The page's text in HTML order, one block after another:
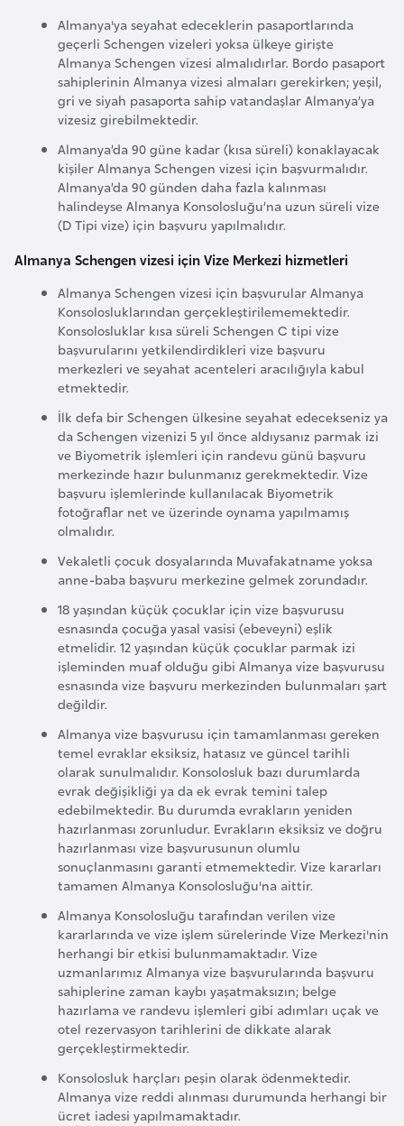
Almanya'ya seyahat edeceklerin pasaportlarında
geçerli Schengen vizeleri yoksa ülkeye girişte
Almanya Schengen vizesi almalıdırlar. Bordo pasaport
sahiplerinin Almanya vizesi almaları gerekirken; yeşil,
gri ve siyah pasaporta sahip vatandaşlar Almanya’ya
vizesiz girebilmektedir.
Almanya’da 90 güne kadar (kısa süreli) konaklayacak
kişiler Almanya Schengen vizesi için başvurmalıdır.
Almanya’da 90 günden daha fazla kalınması
halindeyse Almanya Konsolosluğu’na uzun süreli vize
(D Tipi vize) için başvuru yapılmalıdır.
Almanya Schengen vizesi için Vize Merkezi hizmetleri
Almanya Schengen vizesi için başvurular Almanya
Konsolosluklarından gerçekleştirilememektedir.
Konsolosluklar kısa süreli Schengen C tipi vize
başvurularını yetkilendirdikleri vize başvuru
merkezleri ve seyahat acenteleri aracılığıyla kabul
etmektedir.
İlk defa bir Schengen ülkesine seyahat edecekseniz ya
da Schengen vizenizi 5 yıl önce aldıysanız parmak izi
ve Biyometrik işlemleri için randevu günü başvuru
merkezinde hazır bulunmanız gerekmektedir. Vize
başvuru işlemlerinde kullanılacak Biyometrik
fotoğraflar net ve üzerinde oynama yapılmamış
olmalıdır.
Vekaletli çocuk dosyalarında Muvafakatname yoksa
anne-baba başvuru merkezine gelmek zorundadır.
18 yaşından küçük çocuklar için vize başvurusu
esnasında çocuğa yasal vasisi (ebeveyni) eşlik
etmelidir. 12 yaşından küçük çocuklar parmak izi
işleminden muaf olduğu gibi Almanya vize başvurusu
esnasında vize başvuru merkezinden bulunmaları şart
değildir.
Almanya vize başvurusu için tamamlanması gereken
temel evraklar eksiksiz, hatasız ve güncel tarihli
olarak sunulmalıdır. Konsolosluk bazı durumlarda
evrak değişikliği ya da ek evrak temini talep
edebilmektedir. Bu durumda evrakların yeniden
hazırlanması zorunludur. Evrakların eksiksiz ve doğru
hazırlanması vize başvurusunun olumlu
sonuçlanmasını garanti etmemektedir. Vize kararları
tamamen Almanya Konsolosluğu'na aittir.
Almanya Konsolosluğu tarafından verilen vize
kararlarında ve vize işlem sürelerinde Vize Merkezi'nin
herhangi bir etkisi bulunmamaktadır. Vize
uzmanlarımız Almanya vize başvurularında başvuru
sahiplerine zaman kaybı yaşatmaksızın; belge
hazırlama ve randevu işlemleri gibi adımları uçak ve
otel rezervasyon tarihlerini de dikkate alarak
gerçekleştirmektedir.
Konsolosluk harçları peşin olarak ödenmektedir.
Almanya vize reddi alınması durumunda herhangi bir
ücret iadesi yapılmamaktadır.